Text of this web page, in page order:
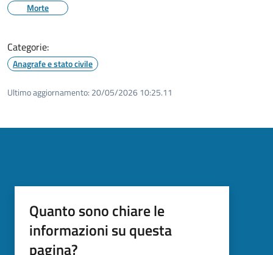
Morte
Categorie:
Anagrafe e stato civile
Ultimo aggiornamento: 20/05/2026 10:25.11
Quanto sono chiare le
informazioni su questa
pagina?